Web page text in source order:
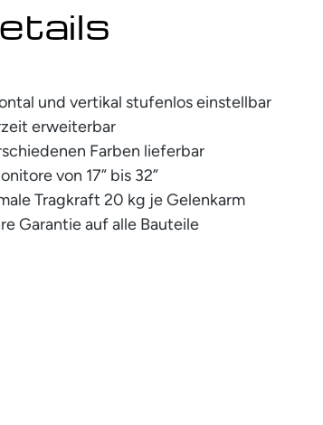
und vertikal stufenlos einstellbar
erweiterbar
Farben lieferbar
von 17” bis 32”
Tragkraft 20 kg je Gelenkarm
Garantie auf alle Bauteile